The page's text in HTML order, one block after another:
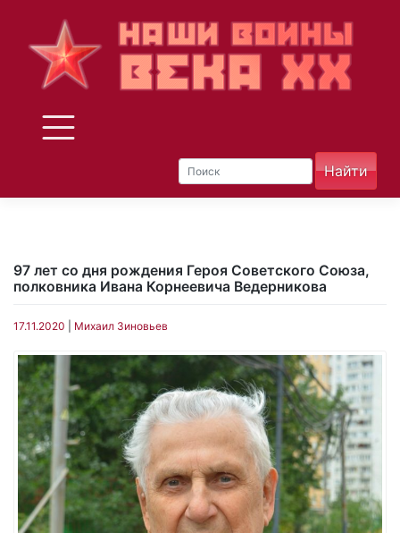
97 лет со дня рождения Героя Советского Союза,
полковника Ивана Корнеевича Ведерникова
17.11.2020 Михаил Зиновьев